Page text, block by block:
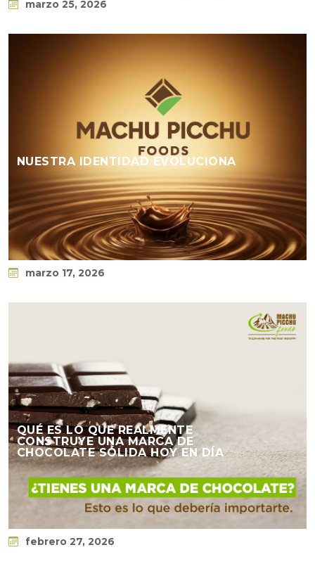
marzo 25, 2026
NUESTRA IDENTIDAD EVOLUCIONA
marzo 17, 2026
QUÉ ES LO QUE REALMENTE
CONSTRUYE UNA MARCA DE
CHOCOLATE SÓLIDA HOY EN DÍA
febrero 27, 2026